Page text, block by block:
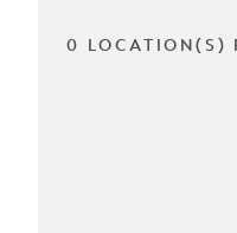
0 LOCATION(S)